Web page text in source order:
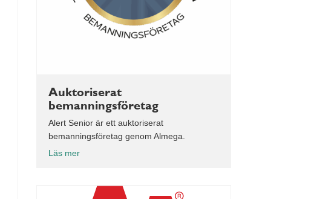
Auktoriserat
bemanningsföretag
Alert Senior är ett auktoriserat
bemanningsföretag genom Almega.
Läs mer